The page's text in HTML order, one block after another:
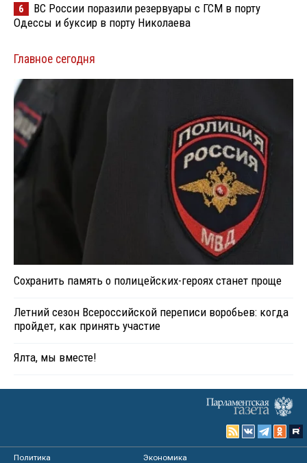
6
ВС России поразили резервуары с ГСМ в порту
Одессы и буксир в порту Николаева
Главное сегодня
Сохранить память о полицейских-героях станет проще
Летний сезон Всероссийской переписи воробьев: когда
пройдет, как принять участие
Ялта, мы вместе!
Политика
Экономика